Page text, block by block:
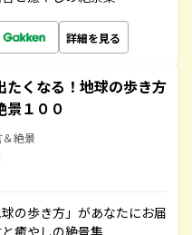
詳細を見る
たくなる！地球の歩き方
景１００
絶景
の歩き方」があなたにお届
癒やしの絶景集